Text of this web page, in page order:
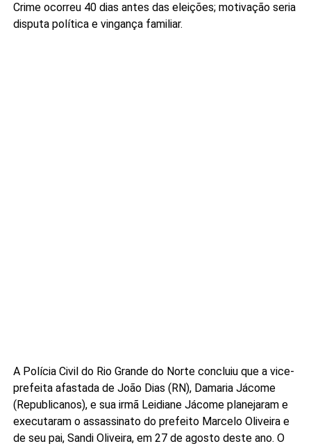
Crime ocorreu 40 dias antes das eleições; motivação seria
disputa política e vingança familiar.
A Polícia Civil do Rio Grande do Norte concluiu que a vice-
prefeita afastada de João Dias (RN), Damaria Jácome
(Republicanos), e sua irmã Leidiane Jácome planejaram e
executaram o assassinato do prefeito Marcelo Oliveira e
de seu pai, Sandi Oliveira, em 27 de agosto deste ano. O